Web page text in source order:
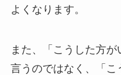
よくなります。
また、「こうした方
言うのではなく、「こ